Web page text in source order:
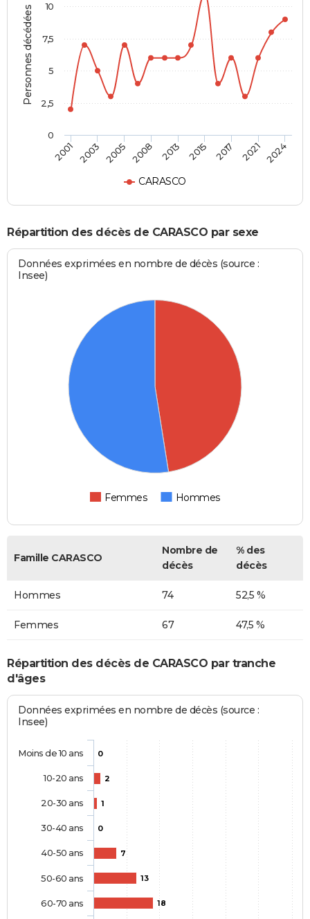
Personnes décédées
CARASCO
2001 2003 2005 2008 2013 2015 2017 2021 2024
0
2,5
5
7,5
10
Répartition des décès de CARASCO par sexe
Données exprimées en nombre de décès (source :
Insee)
Femmes Hommes
Famille CARASCO
Nombre de
décès
% des
décès
Hommes 74 52,5 %
Femmes 67 47,5 %
Répartition des décès de CARASCO par tranche
d'âges
Données exprimées en nombre de décès (source :
Insee)
0
2
1
0
7
13
18
Moins de 10 ans
10-20 ans
20-30 ans
30-40 ans
40-50 ans
50-60 ans
60-70 ans